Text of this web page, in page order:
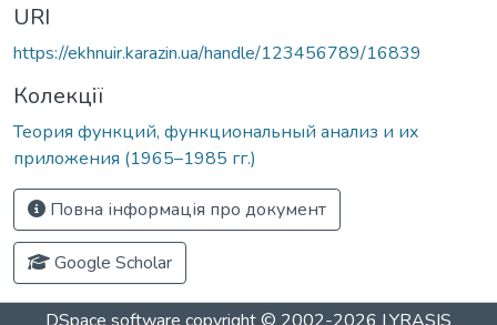
URI
https://ekhnuir.karazin.ua/handle/123456789/16839
Колекції
Теория функций, функциональный анализ и их
приложения (1965–1985 гг.)
Повна інформація про документ
Google Scholar